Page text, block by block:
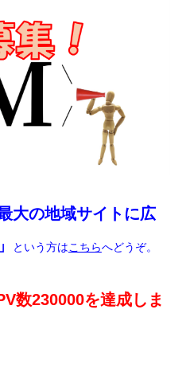
大の地域サイトに広
という方はこちらへどうぞ。
数230000を達成しま